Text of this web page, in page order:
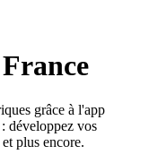
grâce à l'app
développez vos
plus encore.